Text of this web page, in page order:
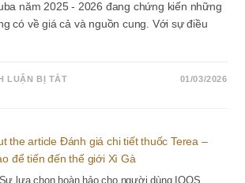
năm 2025 - 2026 đang chứng kiến những
có về giá cả và nguồn cung. Với sự điều
LUẬN BỊ TẮTỞ
HABANOS
CHÍNH
01/03/2026
lựa chọn hoàn hảo cho người dùng IQOS